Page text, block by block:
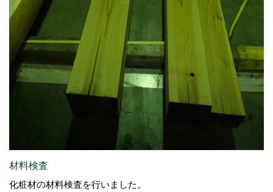
材料検査
化粧材の材料検査を行いました。